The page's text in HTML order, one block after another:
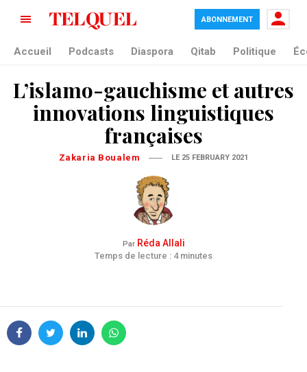
ABONNEMENT
Accueil Podcasts Diaspora Qitab Politique
L’islamo-gauchisme et autres
innovations linguistiques
françaises
Zakaria Boualem LE 25 FEBRUARY 2021
ParRéda Allali
Temps de lecture : 4 minutes